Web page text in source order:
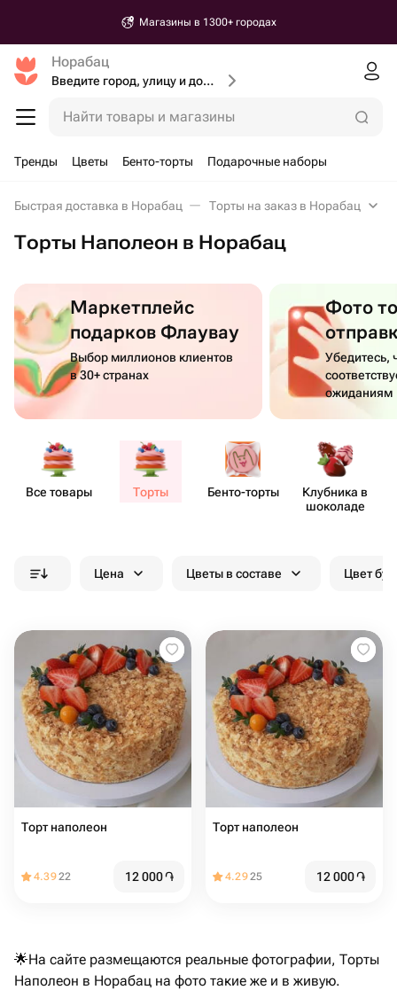
Магазины в 1300+ городах
Норабац
Введите город, улицу и дом доставки
Найти товары и магазины
Тренды Цветы Бенто-торты Подарочные наборы
Быстрая доставка в Норабац Торты на заказ в Норабац
Торты Наполеон в Норабац
Маркетплейс
подарков Флаувау
Выбор миллионов клиентов
в 30+ странах
Фото
Убедитесь,
ожиданиям
Все товары Торты Бенто​-торты
Клубника в
шоколаде
Цена Цветы в составе Цвет
Торт наполеон
4.3922 12 000֏
Торт наполеон
4.2925 12 000֏
🌟На сайте размещаются реальные фотографии, Торты
Наполеон в Норабац на фото такие же и в живую.